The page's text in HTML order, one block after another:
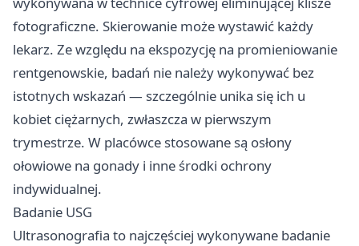
fotograficzne. Skierowanie może wystawić każdy
lekarz. Ze względu na ekspozycję na promieniowanie
rentgenowskie, badań nie należy wykonywać bez
istotnych wskazań — szczególnie unika się ich u
kobiet ciężarnych, zwłaszcza w pierwszym
trymestrze. W placówce stosowane są osłony
ołowiowe na gonady i inne środki ochrony
indywidualnej.
Badanie USG
Ultrasonografia to najczęściej wykonywane badanie